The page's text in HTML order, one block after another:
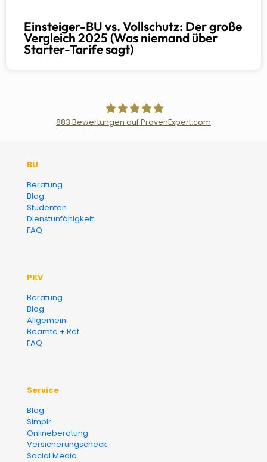
Einsteiger-BU vs. Vollschutz: Der große
Vergleich 2025 (Was niemand über
Starter-Tarife sagt)
883 Bewertungen auf ProvenExpert.com
BU
Beratung
Blog
Studenten
Dienstunfähigkeit
FAQ
PKV
Beratung
Blog
Allgemein
Beamte + Ref
FAQ
Service
Blog
Simplr
Onlineberatung
Versicherungscheck
Social Media